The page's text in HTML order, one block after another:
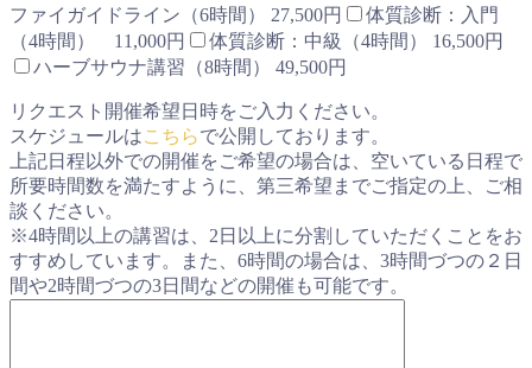
ファイガイドライン（6時間） 27,500円
体質診断：入門
（4時間） 11,000円
体質診断：中級（4時間） 16,500円
ハーブサウナ講習（8時間） 49,500円
リクエスト開催希望日時をご入力ください。
スケジュールはこちらで公開しております。
上記日程以外での開催をご希望の場合は、空いている日程で
所要時間数を満たすように、第三希望までご指定の上、ご相
談ください。
※4時間以上の講習は、2日以上に分割していただくことをお
すすめしています。また、6時間の場合は、3時間づつの２日
間や2時間づつの3日間などの開催も可能です。